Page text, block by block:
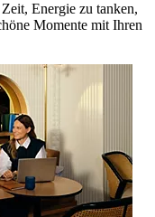
Energie zu tanken,
Momente mit Ihren